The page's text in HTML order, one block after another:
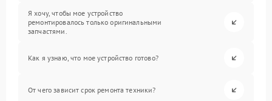
Я хочу, чтобы мое устройство
ремонтировалось только оригинальными
запчастями.
Как я узнаю, что мое устройство готово?
От чего зависит срок ремонта техники?